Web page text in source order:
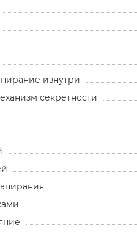
изнутри
секретности